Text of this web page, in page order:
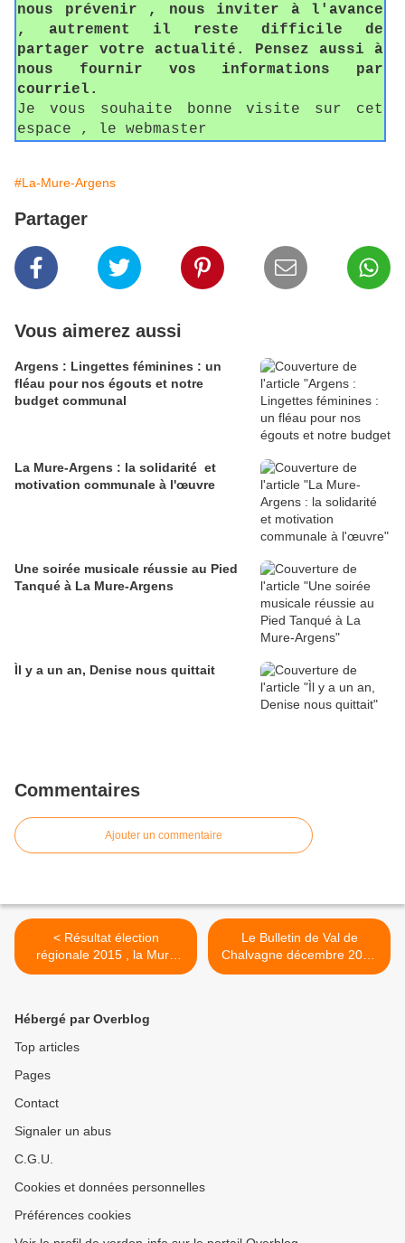
nous prévenir , nous inviter à l'avance
, autrement il reste difficile de
partager votre actualité. Pensez aussi à
nous fournir vos informations par
courriel.
Je vous souhaite bonne visite sur cet
espace , le webmaster
#La-Mure-Argens
Partager
Vous aimerez aussi
Argens : Lingettes féminines : un
fléau pour nos égouts et notre
budget communal
La Mure-Argens : la solidarité et
motivation communale à l'œuvre
Une soirée musicale réussie au Pied
Tanqué à La Mure-Argens
Ìl y a un an, Denise nous quittait
Commentaires
Ajouter un commentaire
< Résultat élection
régionale 2015 , la Mure
Argens
Le Bulletin de Val de
Chalvagne décembre 2015
>
Hébergé par Overblog
Top articles
Pages
Contact
Signaler un abus
C.G.U.
Cookies et données personnelles
Préférences cookies